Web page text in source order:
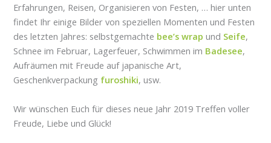
Erfahrungen, Reisen, Organisieren von Festen, … hier unten
findet Ihr einige Bilder von speziellen Momenten und Festen
des letzten Jahres: selbstgemachte bee’s wrap und Seife,
Schnee im Februar, Lagerfeuer, Schwimmen im Badesee,
Aufräumen mit Freude auf japanische Art,
Geschenkverpackung furoshiki, usw.
Wir wünschen Euch für dieses neue Jahr 2019 Treffen voller
Freude, Liebe und Glück!